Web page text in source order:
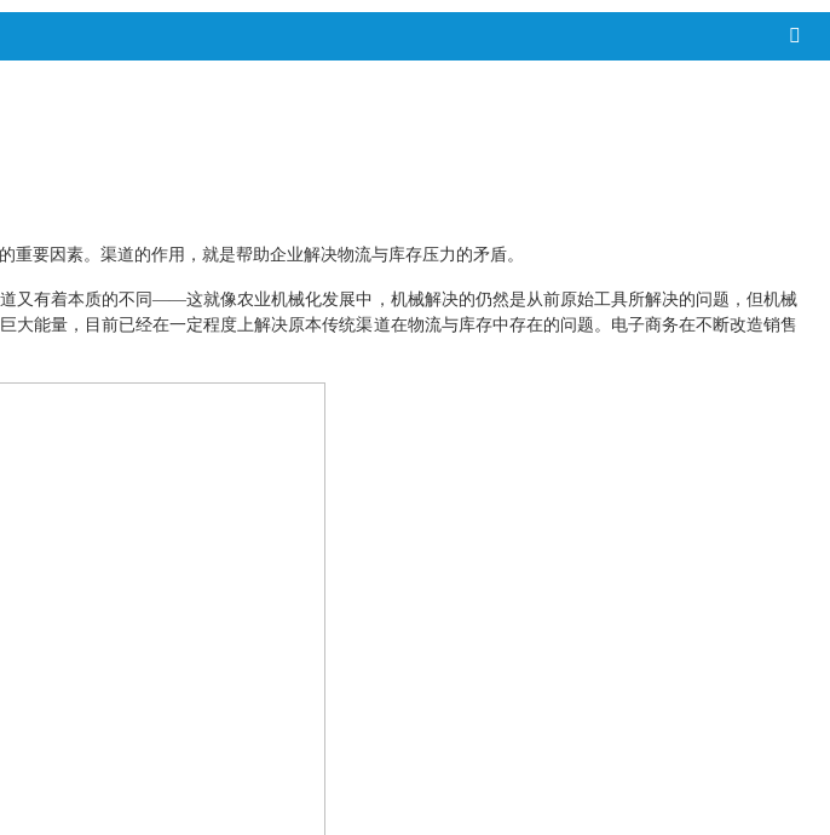
要因素。渠道的作用，就是帮助企业解决物流与库存压力的矛盾。
又有着本质的不同——这就像农业机械化发展中，机械解决的仍然是从前原始工具所解决的问题，但机械
能量，目前已经在一定程度上解决原本传统渠道在物流与库存中存在的问题。电子商务在不断改造销售